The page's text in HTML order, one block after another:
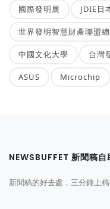
國際發明展 JDIE日
世界發明智慧財產聯盟
中國文化大學 台灣
ASUS Microchip
NEWSBUFFET 新聞稿自
新聞稿的好去處，三分鐘上